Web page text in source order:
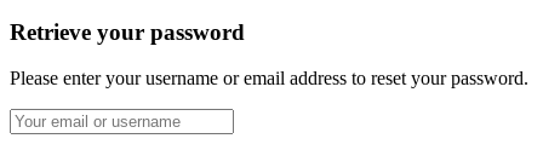
Retrieve your password
Please enter your username or email address to reset your password.